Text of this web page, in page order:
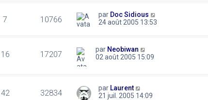
7 10766 par Doc Sidious
24 août 2005 13:53
16 17207 par Neobiwan
02 août 2005 15:09
42 32834 par Laurent
21 juil. 2005 14:09